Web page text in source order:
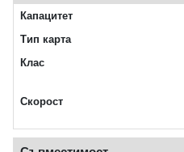
Капацитет
Тип карта
Клас
Скорост